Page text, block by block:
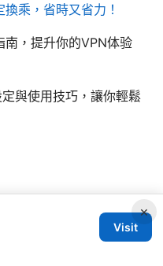
乘，省時又省力！
南，提升你的VPN体验
與使用技巧，讓你輕鬆
×
Visit